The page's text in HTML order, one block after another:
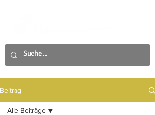
Beitrag
Alle Beiträge